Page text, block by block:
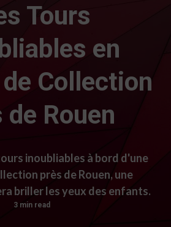
Tours
en
Collection
de Rouen
inoubliables à bord d'une
près de Rouen, une
briller les yeux des enfants.
3 min read